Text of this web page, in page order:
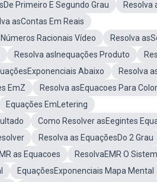
Primeiro E Segundo Grau
Resolva
asContas Em Reais
Racionais Vídeo
Resolva
Resolva asInequações Produto
Abaixo
Resolva
EmZ
Resolva asEquacoes Para
Equações EmLetering
Como Resolver asEegintes
Resolva as EquaçõesDo 2 Grau
as Equacoes
ResolvaEMR O
EquaçõesExponenciais Mapa Mental